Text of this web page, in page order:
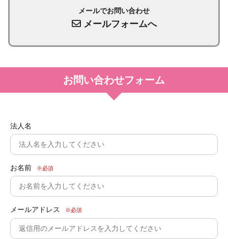
メールでお問い合わせ
メールフォームへ
お問い合わせフォーム
法人名
お名前 ※必須
メールアドレス ※必須